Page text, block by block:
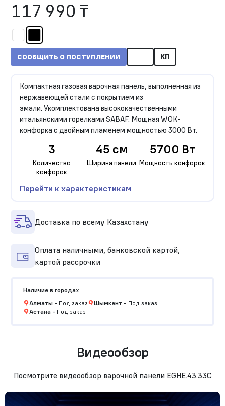
117 990 ₸
СООБЩИТЬ О ПОСТУПЛЕНИИ КП
Компактная газовая варочная панель, выполненная из
нержавеющей стали с покрытием из
эмали. Укомплектована высококачественными
итальянскими горелками SABAF. Мощная WOK-
конфорка с двойным пламенем мощностью 3000 Вт.
3
Количество
конфорок
45 см
Ширина панели
5700 Вт
Мощность конфорок
Перейти к характеристикам
Доставка по всему Казахстану
Оплата наличными, банковской картой,
картой рассрочки
Наличие в городах
Алматы- Под заказ Шымкент - Под заказ
Астана- Под заказ
Видеообзор
Посмотрите видеообзор варочной панели EGHE.43.33C